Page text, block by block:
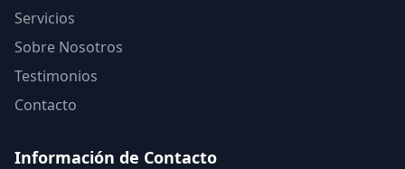
Servicios
Sobre Nosotros
Testimonios
Contacto
Información de Contacto